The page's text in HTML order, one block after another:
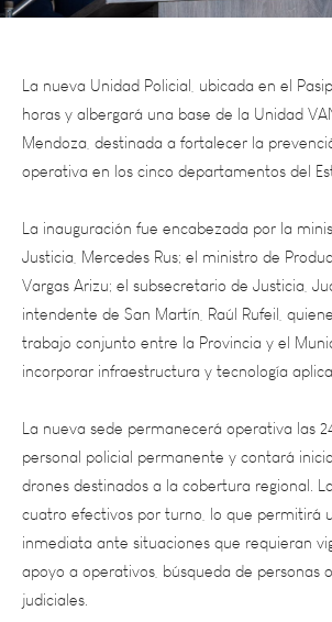
La nueva Unidad Policial, ubicada en el
horas y albergará una base de la Unidad
Mendoza, destinada a fortalecer la
operativa en los cinco departamentos del
La inauguración fue encabezada por la
Justicia, Mercedes Rus; el ministro de
Vargas Arizu; el subsecretario de Justicia,
intendente de San Martín, Raúl Rufeil,
trabajo conjunto entre la Provincia y el
incorporar infraestructura y tecnología
La nueva sede permanecerá operativa
personal policial permanente y contará
drones destinados a la cobertura regional.
cuatro efectivos por turno, lo que
inmediata ante situaciones que requieran
apoyo a operativos, búsqueda de personas
judiciales.